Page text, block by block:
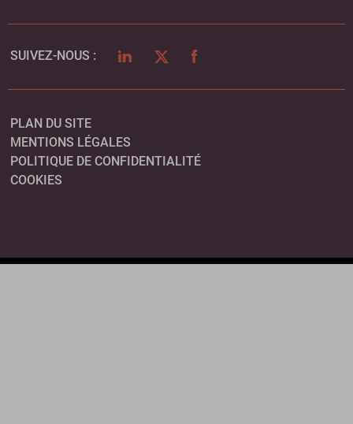
SUIVEZ-NOUS : LINKEDINTWITTERFACEBOOK
PLAN DU SITE
MENTIONS LÉGALES
POLITIQUE DE CONFIDENTIALITÉ
COOKIES